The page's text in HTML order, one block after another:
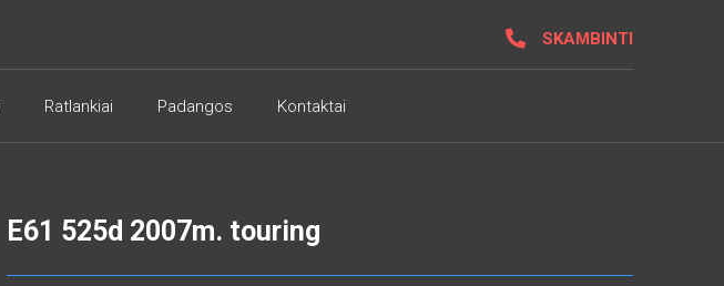
SKAMBINTI
Ratlankiai Padangos Kontaktai
E61 525d 2007m. touring